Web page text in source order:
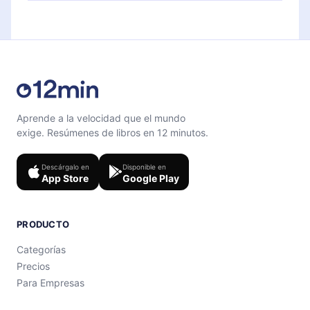
Siéntete libre de contactarnos en
Aprende a la velocidad que el mundo
exige. Resúmenes de libros en 12 minutos.
Descárgalo en
App Store
Disponible en
Google Play
PRODUCTO
Categorías
Precios
Para Empresas